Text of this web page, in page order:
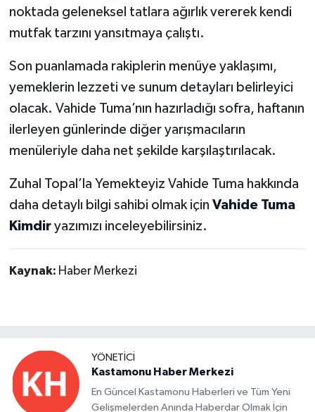
noktada geleneksel tatlara ağırlık vererek kendi
mutfak tarzını yansıtmaya çalıştı.
Son puanlamada rakiplerin menüye yaklaşımı,
yemeklerin lezzeti ve sunum detayları belirleyici
olacak. Vahide Tuma’nın hazırladığı sofra, haftanın
ilerleyen günlerinde diğer yarışmacıların
menüleriyle daha net şekilde karşılaştırılacak.
Zuhal Topal’la Yemekteyiz Vahide Tuma hakkında
daha detaylı bilgi sahibi olmak için Vahide Tuma
Kimdiryazımızı inceleyebilirsiniz.
Kaynak: Haber Merkezi
YÖNETICI
Kastamonu Haber Merkezi
En Güncel Kastamonu Haberleri ve Tüm Yeni
Gelişmelerden Anında Haberdar Olmak İçin